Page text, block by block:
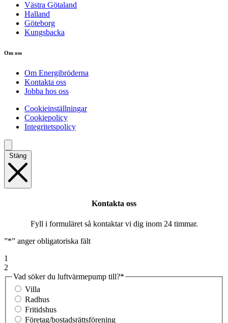
Västra Götaland
Halland
Göteborg
Kungsbacka
Om oss
Om Energibröderna
Kontakta oss
Jobba hos oss
Cookieinställningar
Cookiepolicy
Integritetspolicy
Stäng
Kontakta oss
Fyll i formuläret så kontaktar vi dig inom 24 timmar.
”*” anger obligatoriska fält
1
2
Vad söker du luftvärmepump till?*
Villa
Radhus
Fritidshus
Företag/bostadsrättsförening